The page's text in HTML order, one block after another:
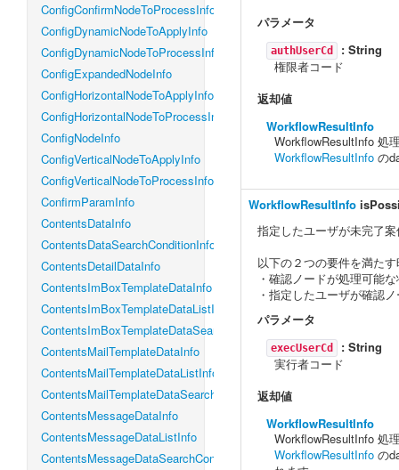
ConfigConfirmNodeToProcessInfo
ConfigDynamicNodeToApplyInfo
ConfigDynamicNodeToProcessInfo
ConfigExpandedNodeInfo
ConfigHorizontalNodeToApplyInfo
ConfigHorizontalNodeToProcessInfo
ConfigNodeInfo
ConfigVerticalNodeToApplyInfo
ConfigVerticalNodeToProcessInfo
ConfirmParamInfo
ContentsDataInfo
ContentsDataSearchConditionInfo
ContentsDetailDataInfo
ContentsImBoxTemplateDataInfo
ContentsImBoxTemplateDataListInfo
ContentsImBoxTemplateDataSearchConditionInfo
ContentsMailTemplateDataInfo
ContentsMailTemplateDataListInfo
ContentsMailTemplateDataSearchConditionInfo
ContentsMessageDataInfo
ContentsMessageDataListInfo
ContentsMessageDataSearchConditionInfo
パラメータ
authUserCd : String
権限者コード
返却値
WorkflowResultInfo
WorkflowResultInfo 処
WorkflowResultInfo の
WorkflowResultInfo
指定したユーザが未完了
以下の２つの要件を満た
・確認ノードが処理可能
・指定したユーザが確認
パラメータ
execUserCd : String
実行者コード
返却値
WorkflowResultInfo
WorkflowResultInfo 処
WorkflowResultInfo の